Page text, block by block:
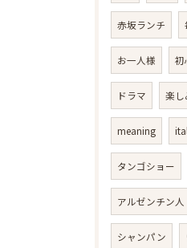
赤坂ランチ
お一人様 初
ドラマ 楽し
meaning
タンゴショー
アルゼンチン人
シャンパン